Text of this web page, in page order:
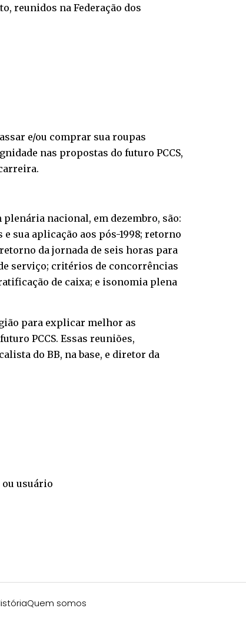
reunidos na Federação dos
e/ou comprar sua roupas
nas propostas do futuro PCCS,
nacional, em dezembro, são:
sua aplicação aos pós-1998; retorno
da jornada de seis horas para
serviço; critérios de concorrências
de caixa; e isonomia plena
para explicar melhor as
PCCS. Essas reuniões,
do BB, na base, e diretor da
usuário
Quem somos